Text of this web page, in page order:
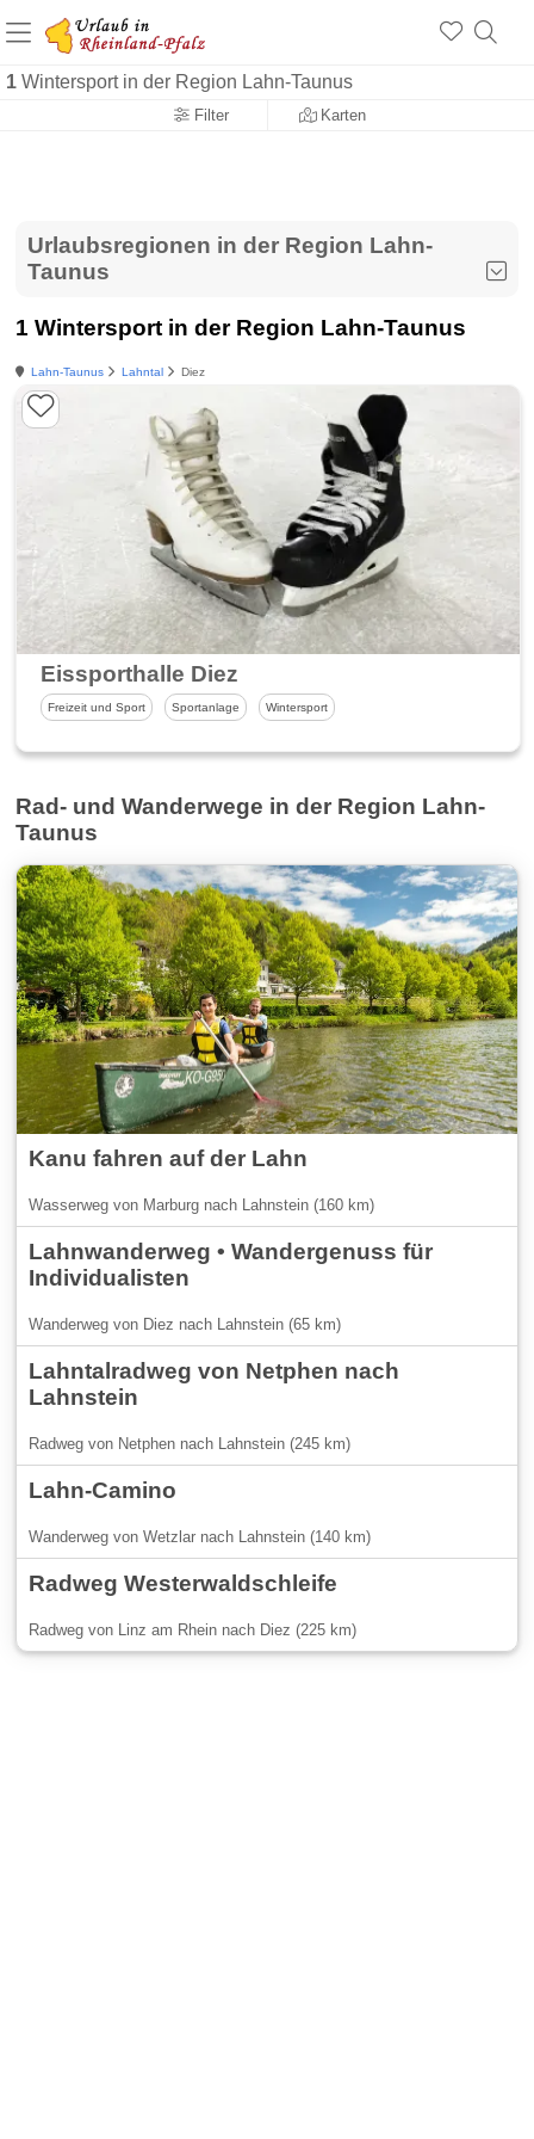
1 Wintersport in der Region Lahn-Taunus
Filter Karten
+1.500 Unterkünfte in Rheinland-Pfalz
+1.000 Sehenswürdigkeiten
Über 25 Jahre online
Urlaubsregionen in der Region Lahn-
Taunus
1 Wintersport in der Region Lahn-Taunus
Lahn-Taunus Lahntal Diez
Eissporthalle Diez
Freizeit und Sport Sportanlage Wintersport
Rad- und Wanderwege in der Region Lahn-
Taunus
Kanu fahren auf der Lahn
Wasserweg von Marburg nach Lahnstein (160 km)
Lahnwanderweg • Wandergenuss für
Individualisten
Wanderweg von Diez nach Lahnstein (65 km)
Lahntalradweg von Netphen nach
Lahnstein
Radweg von Netphen nach Lahnstein (245 km)
Lahn-Camino
Wanderweg von Wetzlar nach Lahnstein (140 km)
Radweg Westerwaldschleife
Radweg von Linz am Rhein nach Diez (225 km)